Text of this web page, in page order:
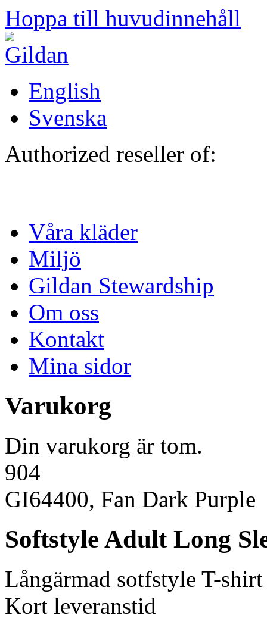
Hoppa till huvudinnehåll
English
Svenska
Authorized reseller of:
Våra kläder
Miljö
Gildan Stewardship
Om oss
Kontakt
Mina sidor
Varukorg
Din varukorg är tom.
904
GI64400, Fan Dark Purple
Softstyle Adult Long
Långärmad sotfstyle T-shirt
Kort leveranstid